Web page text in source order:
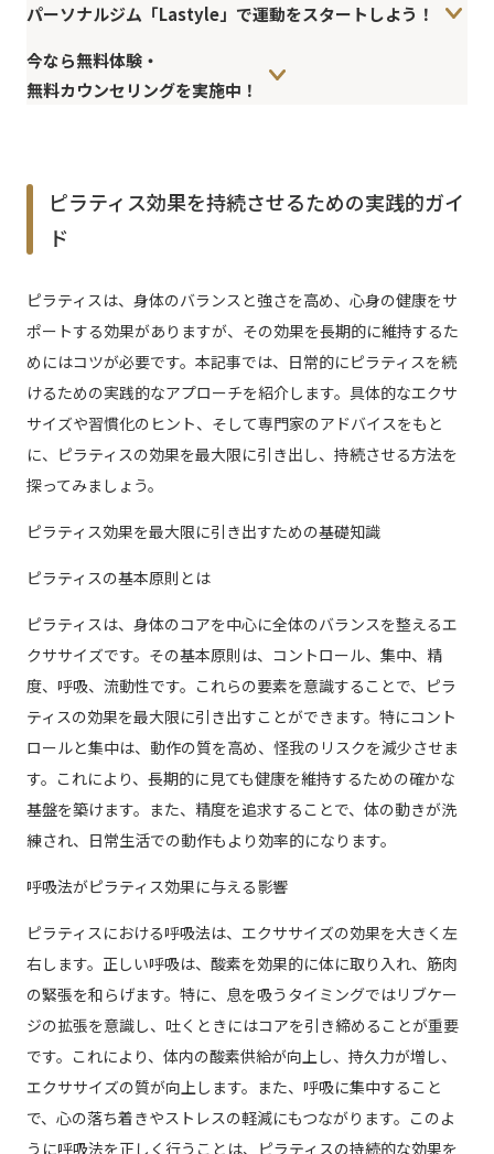
パーソナルジム「Lastyle」で運動をスタートしよう！
今なら無料体験・
無料カウンセリングを実施中！
ピラティス効果を持続させるための実践的ガイ
ド
ピラティスは、身体のバランスと強さを高め、心身の健康をサ
ポートする効果がありますが、その効果を長期的に維持するた
めにはコツが必要です。本記事では、日常的にピラティスを続
けるための実践的なアプローチを紹介します。具体的なエクサ
サイズや習慣化のヒント、そして専門家のアドバイスをもと
に、ピラティスの効果を最大限に引き出し、持続させる方法を
探ってみましょう。
ピラティス効果を最大限に引き出すための基礎知識
ピラティスの基本原則とは
ピラティスは、身体のコアを中心に全体のバランスを整えるエ
クササイズです。その基本原則は、コントロール、集中、精
度、呼吸、流動性です。これらの要素を意識することで、ピラ
ティスの効果を最大限に引き出すことができます。特にコント
ロールと集中は、動作の質を高め、怪我のリスクを減少させま
す。これにより、長期的に見ても健康を維持するための確かな
基盤を築けます。また、精度を追求することで、体の動きが洗
練され、日常生活での動作もより効率的になります。
呼吸法がピラティス効果に与える影響
ピラティスにおける呼吸法は、エクササイズの効果を大きく左
右します。正しい呼吸は、酸素を効果的に体に取り入れ、筋肉
の緊張を和らげます。特に、息を吸うタイミングではリブケー
ジの拡張を意識し、吐くときにはコアを引き締めることが重要
です。これにより、体内の酸素供給が向上し、持久力が増し、
エクササイズの質が向上します。また、呼吸に集中すること
で、心の落ち着きやストレスの軽減にもつながります。このよ
うに呼吸法を正しく行うことは、ピラティスの持続的な効果を